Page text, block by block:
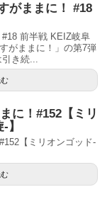
がままに！ #18
前半戦 KEIZ岐阜
がままに！」の第7弾
き続...
に！#152【ミリ
】
【ミリオンゴッド-